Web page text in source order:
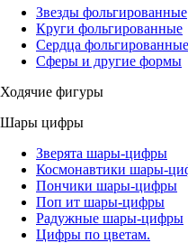
Звезды фольгированные
Круги фольгированные
Сердца фольгированные
Сферы и другие формы
Ходячие фигуры
Шары цифры
Зверята шары-цифры
Космонавтики шары-
Пончики шары-цифры
Поп ит шары-цифры
Радужные шары-цифры
Цифры по цветам.